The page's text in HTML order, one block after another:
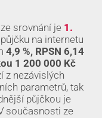
srovnání je 1.
na internetu
4,9 %, RPSN 6,14
1 200 000 Kč
z nezávislých
parametrů, tak
půjčkou je
současnosti ze